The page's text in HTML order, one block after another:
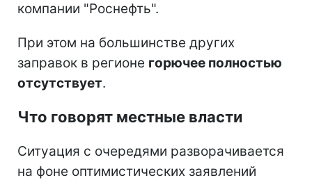
компании "Роснефть".
При этом на большинстве других
заправок в регионе горючее полностью
отсутствует.
Что говорят местные власти
Ситуация с очередями разворачивается
на фоне оптимистических заявлений